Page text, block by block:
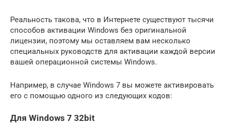
Реальность такова, что в Интернете существуют тысячи
способов активации Windows без оригинальной
лицензии, поэтому мы оставляем вам несколько
специальных руководств для активации каждой версии
вашей операционной системы Windows.
Например, в случае Windows 7 вы можете активировать
его с помощью одного из следующих кодов:
Для Windows 7 32bit